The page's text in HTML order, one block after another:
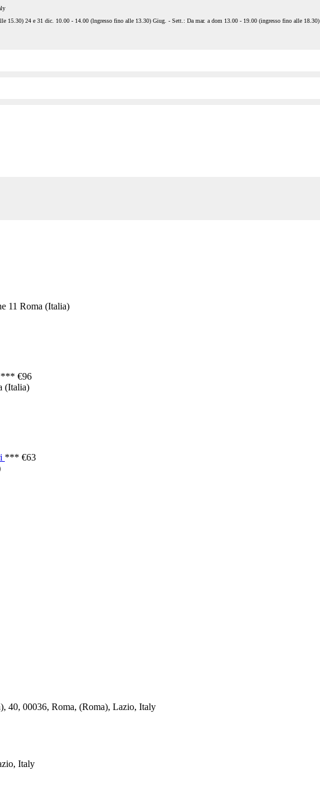
15.30) 24 e 31 dic. 10.00 - 14.00 (lngresso fino alle 13.30) Giug. - Sett.: Da mar. a dom 13.00 - 19.00 (ingresso fino alle 18.30)
11 Roma (Italia)
€96
(Italia)
*** €63
40, 00036, Roma, (Roma), Lazio, Italy
Italy